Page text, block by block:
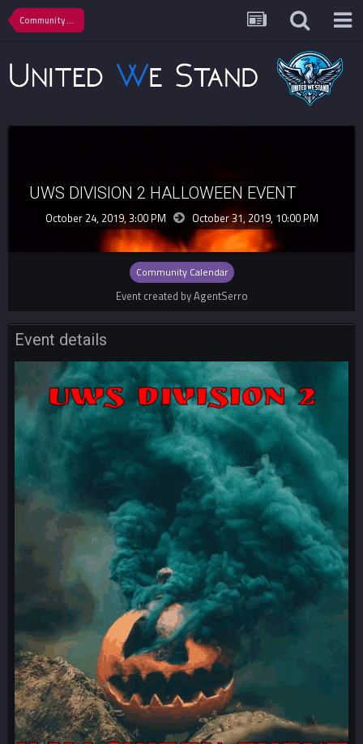
Community Calendar
UWS DIVISION 2 HALLOWEEN EVENT
October 24, 2019, 3:00 PM October 31, 2019, 10:00 PM
Community Calendar
Event created by AgentSerro
Event details